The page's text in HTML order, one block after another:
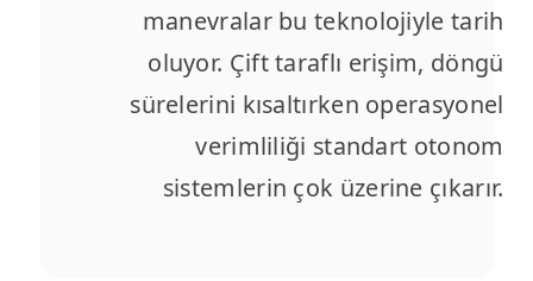
manevralar bu teknolojiyle tarih
oluyor. Çift taraflı erişim, döngü
sürelerini kısaltırken operasyonel
verimliliği standart otonom
sistemlerin çok üzerine çıkarır.